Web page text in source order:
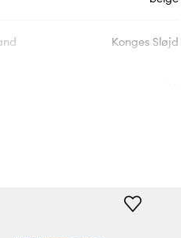
Konges Sløjd